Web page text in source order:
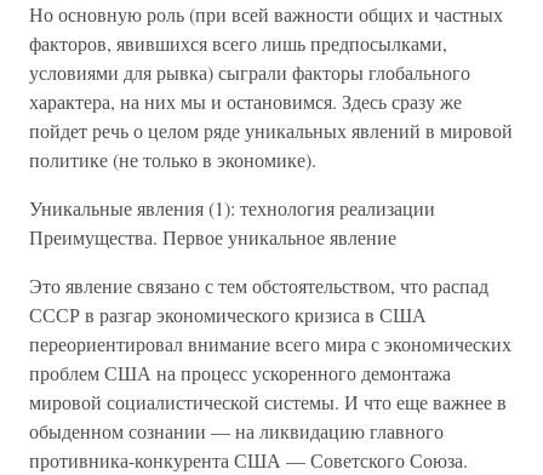
Но основную роль (при всей важности общих и частных
факторов, явившихся всего лишь предпосылками,
условиями для рывка) сыграли факторы глобального
характера, на них мы и остановимся. Здесь сразу же
пойдет речь о целом ряде уникальных явлений в мировой
политике (не только в экономике).
Уникальные явления (1): технология реализации
Преимущества. Первое уникальное явление
Это явление связано с тем обстоятельством, что распад
СССР в разгар экономического кризиса в США
переориентировал внимание всего мира с экономических
проблем США на процесс ускоренного демонтажа
мировой социалистической системы. И что еще важнее в
обыденном сознании — на ликвидацию главного
противника-конкурента США — Советского Союза.